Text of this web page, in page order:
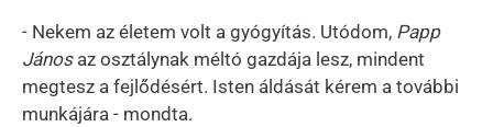
- Nekem az életem volt a gyógyítás. Utódom, Papp
Jánosaz osztálynak méltó gazdája lesz, mindent
megtesz a fejlődésért. Isten áldását kérem a további
munkájára - mondta.